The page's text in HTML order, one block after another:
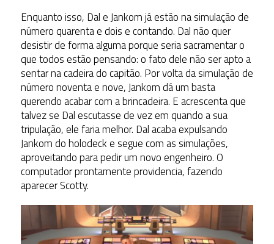
Enquanto isso, Dal e Jankom já estão na simulação de
número quarenta e dois e contando. Dal não quer
desistir de forma alguma porque seria sacramentar o
que todos estão pensando: o fato dele não ser apto a
sentar na cadeira do capitão. Por volta da simulação de
número noventa e nove, Jankom dá um basta
querendo acabar com a brincadeira. E acrescenta que
talvez se Dal escutasse de vez em quando a sua
tripulação, ele faria melhor. Dal acaba expulsando
Jankom do holodeck e segue com as simulações,
aproveitando para pedir um novo engenheiro. O
computador prontamente providencia, fazendo
aparecer Scotty.